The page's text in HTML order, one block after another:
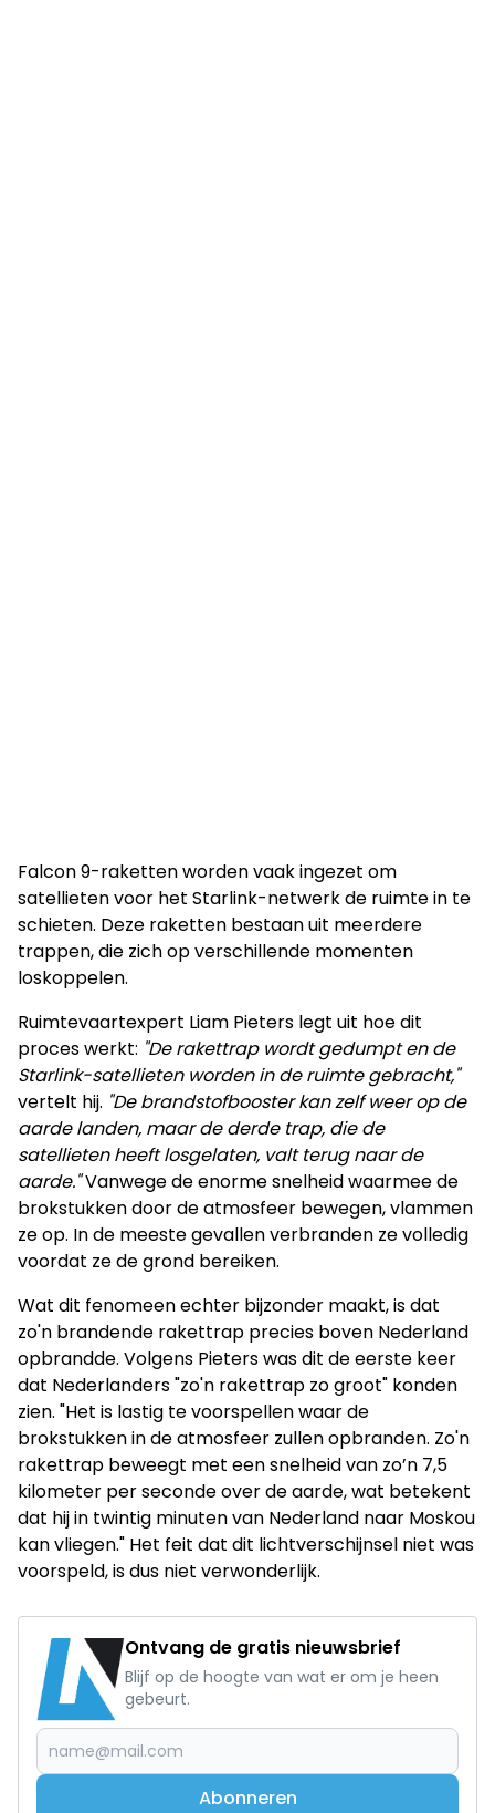
Falcon 9-raketten worden vaak ingezet om
satellieten voor het Starlink-netwerk de ruimte in te
schieten. Deze raketten bestaan uit meerdere
trappen, die zich op verschillende momenten
loskoppelen.
Ruimtevaartexpert Liam Pieters legt uit hoe dit
proces werkt: "De rakettrap wordt gedumpt en de
Starlink-satellieten worden in de ruimte gebracht,"
vertelt hij. "De brandstofbooster kan zelf weer op de
aarde landen, maar de derde trap, die de
satellieten heeft losgelaten, valt terug naar de
aarde."Vanwege de enorme snelheid waarmee de
brokstukken door de atmosfeer bewegen, vlammen
ze op. In de meeste gevallen verbranden ze volledig
voordat ze de grond bereiken.
Wat dit fenomeen echter bijzonder maakt, is dat
zo'n brandende rakettrap precies boven Nederland
opbrandde. Volgens Pieters was dit de eerste keer
dat Nederlanders "zo'n rakettrap zo groot" konden
zien. "Het is lastig te voorspellen waar de
brokstukken in de atmosfeer zullen opbranden. Zo'n
rakettrap beweegt met een snelheid van zo’n 7,5
kilometer per seconde over de aarde, wat betekent
dat hij in twintig minuten van Nederland naar Moskou
kan vliegen." Het feit dat dit lichtverschijnsel niet was
voorspeld, is dus niet verwonderlijk.
Ontvang de gratis nieuwsbrief
Blijf op de hoogte van wat er om je heen
gebeurt.
Abonneren